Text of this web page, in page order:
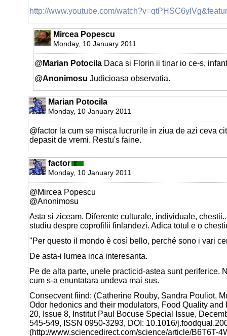
http://www.youtube.com/
Mircea Popescu
Monday, 10 January 2011
@ Marian Potocila Daca si Florin ii tinar io ce-s,
@Anonimosu Judicioasa observatia.
Marian Potocila
Monday, 10 January 2011
@factor la cum se misca lucrurile in ziua de azi ceva
depasit de vremi. Restu's faine.
factor
Monday, 10 January 2011
@Mircea Popescu
@Anonimosu
Asta si ziceam. Diferente culturale, individuale,
studiu despre coprofilii finlandezi. Adica totul e o
"Per questo il mondo è così bello, perché sono i vari
De asta-i lumea inca interesanta.
Pe de alta parte, unele practicid-astea sunt periferice.
cum s-a enuntatara undeva mai sus.
Consecvent fiind: (Catherine Rouby, Sandra Pouliot,
Odor hedonics and their modulators, Food Quality and
20, Issue 8, Institut Paul Bocuse Special Issue,
545-549, ISSN 0950-3293, DOI: 10.1016/
(http://www.sciencedirect.com/science/article/B6T6T-